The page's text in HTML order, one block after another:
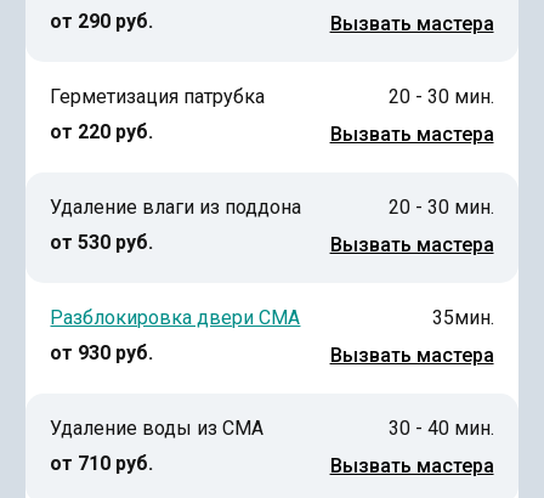
от 290 руб.
Вызвать мастера
Герметизация патрубка
от 220 руб.
20 - 30 мин.
Вызвать мастера
Удаление влаги из поддона
от 530 руб.
20 - 30 мин.
Вызвать мастера
Разблокировка двери СМА
от 930 руб.
35мин.
Вызвать мастера
Удаление воды из СМА
от 710 руб.
30 - 40 мин.
Вызвать мастера